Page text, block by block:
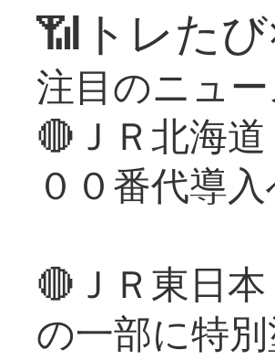
📶トレた
注目のニュー
🔴ＪＲ北海
００番代導
🔴ＪＲ東日
の一部に特